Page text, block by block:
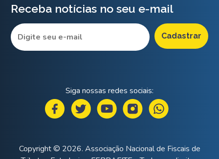
Receba notícias no seu e-mail
Siga nossas redes sociais:
Copyright © 2026. Associação Nacional de Fiscais de